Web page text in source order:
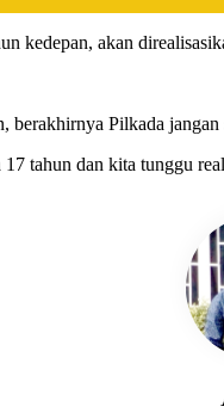
kedepan, akan
Pilkada
tahun dan kita tunggu